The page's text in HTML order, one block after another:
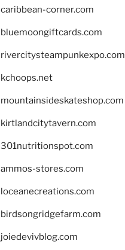
caribbean-corner.com
bluemoongiftcards.com
rivercitysteampunkexpo.com
kchoops.net
mountainsideskateshop.com
kirtlandcitytavern.com
301nutritionspot.com
ammos-stores.com
loceanecreations.com
birdsongridgefarm.com
joiedevivblog.com